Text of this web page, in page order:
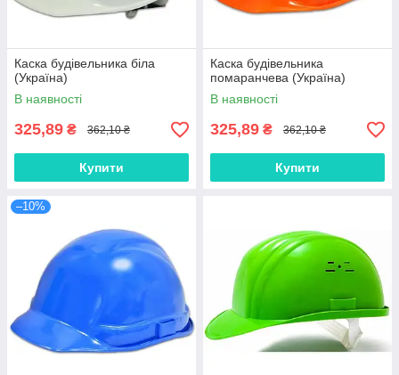
Каска будівельника біла
(Україна)
В наявності
325,89 ₴ 362,10 ₴
Купити
Каска будівельника
помаранчева (Україна)
В наявності
325,89 ₴ 362,10 ₴
Купити
–10%